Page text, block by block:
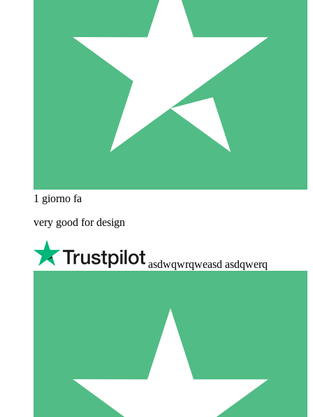
1 giorno fa
very good for design
asdwqwrqweasd asdqwerq